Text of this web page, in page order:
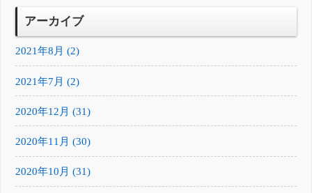
アーカイブ
2021年8月 (2)
2021年7月 (2)
2020年12月 (31)
2020年11月 (30)
2020年10月 (31)